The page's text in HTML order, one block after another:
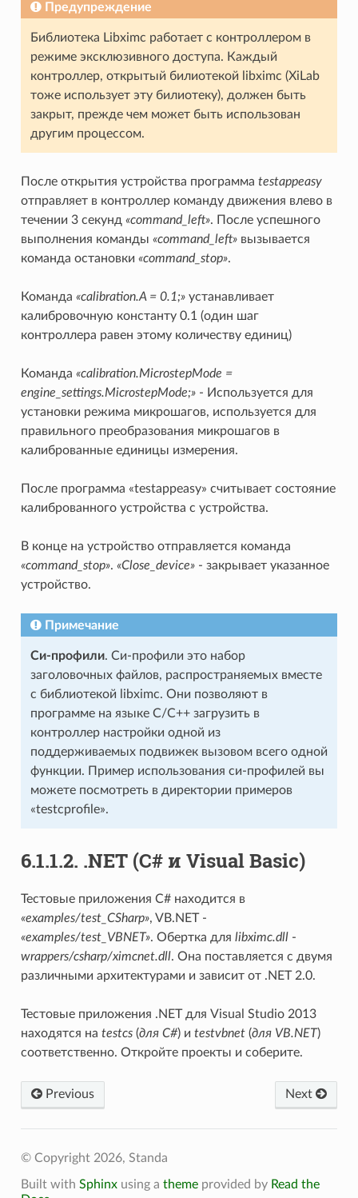
Предупреждение
Библиотека Libximc работает с контроллером в
режиме эксклюзивного доступа. Каждый
контроллер, открытый билиотекой libximc (XiLab
тоже использует эту билиотеку), должен быть
закрыт, прежде чем может быть использован
другим процессом.
После открытия устройства программа testappeasy
отправляет в контроллер команду движения влево в
течении 3 секунд «command_left». После успешного
выполнения команды «command_left»вызывается
команда остановки «command_stop».
Команда «calibration.A = 0.1;»устанавливает
калибровочную константу 0.1 (один шаг
контроллера равен этому количеству единиц)
Команда «calibration.MicrostepMode =
engine_settings.MicrostepMode;»- Используется для
установки режима микрошагов, используется для
правильного преобразования микрошагов в
калиброванные единицы измерения.
После программа «testappeasy» считывает состояние
калиброванного устройства с устройства.
В конце на устройство отправляется команда
«command_stop». «Close_device»- закрывает указанное
устройство.
Примечание
Си-профили. Си-профили это набор
заголовочных файлов, распространяемых вместе
с библиотекой libximc. Они позволяют в
программе на языке C/C++ загрузить в
контроллер настройки одной из
поддерживаемых подвижек вызовом всего одной
функции. Пример использования си-профилей вы
можете посмотреть в директории примеров
«testcprofile».
6.1.1.2. .NET (C# и Visual Basic)
Тестовые приложения C# находится в
«examples/test_CSharp», VB.NET -
«examples/test_VBNET». Обертка для libximc.dll-
wrappers/csharp/ximcnet.dll. Она поставляется с двумя
различными архитектурами и зависит от .NET 2.0.
Тестовые приложения .NET для Visual Studio 2013
находятся на testcs(для C#) и testvbnet(для VB.NET)
соответственно. Откройте проекты и соберите.
Next
Previous
© Copyright 2026, Standa
Built with Sphinxusing a themeprovided by Read the